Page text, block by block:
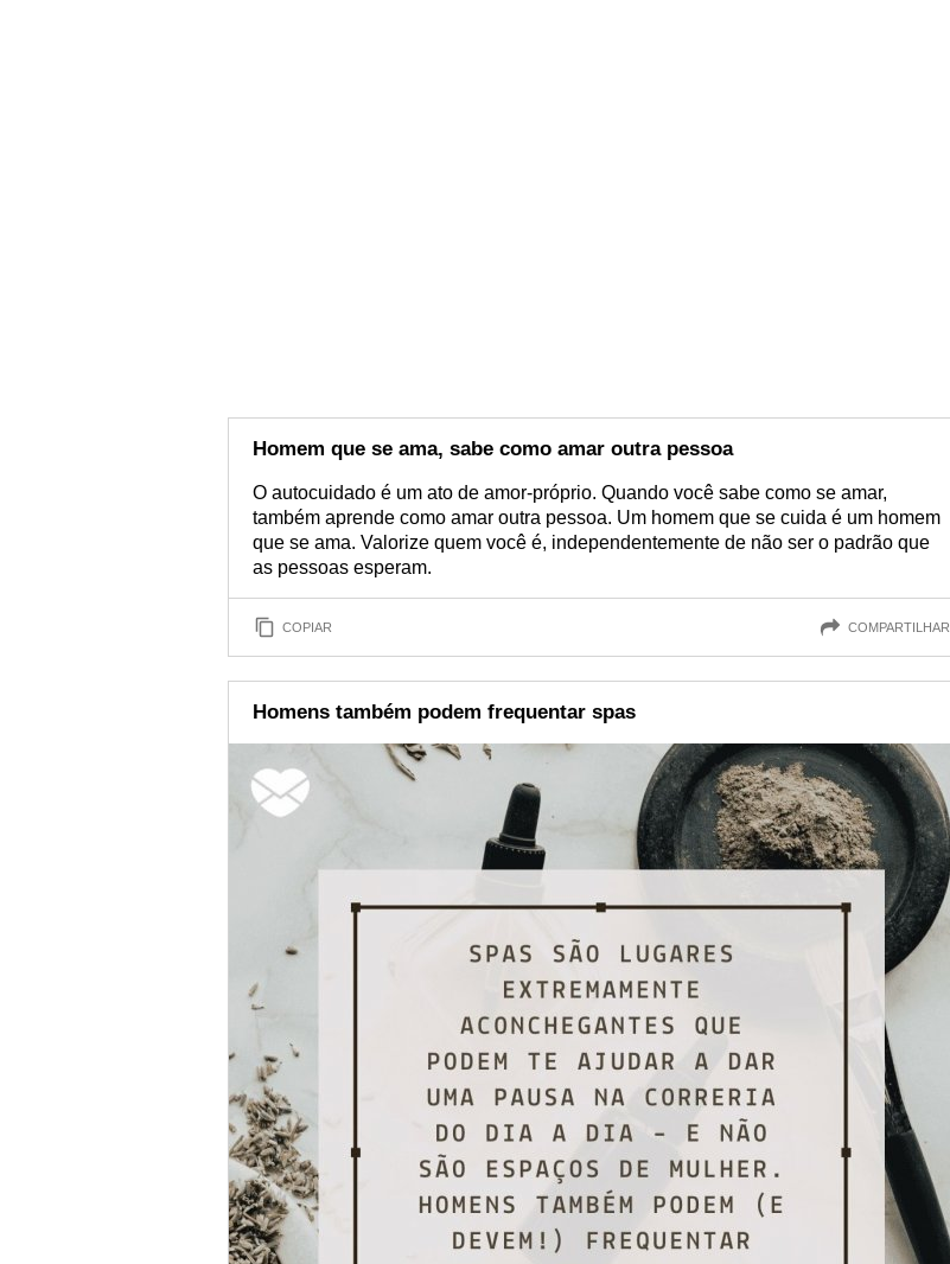
Homem que se ama, sabe como amar outra pessoa
O autocuidado é um ato de amor-próprio. Quando você sabe como se amar,
também aprende como amar outra pessoa. Um homem que se cuida é um homem
que se ama. Valorize quem você é, independentemente de não ser o padrão que
as pessoas esperam.
COPIAR COMPARTILHAR
Homens também podem frequentar spas